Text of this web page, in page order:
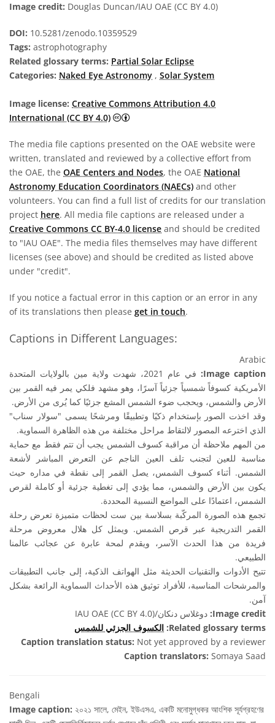
Image credit: Douglas Duncan/IAU OAE (CC BY 4.0)
DOI: 10.5281/zenodo.10359529
Tags: astrophotography
Related glossary terms: Partial Solar Eclipse
Categories: Naked Eye Astronomy , Solar System
Image license: Creative Commons Attribution 4.0
International (CC BY 4.0)
Creative Commons Attribution 4.0
The media file captions presented on the OAE website were
written, translated and reviewed by a collective effort from
the OAE, the OAE Centers and Nodes, the OAE National
Astronomy Education Coordinators (NAECs) and other
volunteers. You can find a full list of credits for our translation
project here. All media file captions are released under a
Creative Commons CC BY-4.0 license and should be credited
to "IAU OAE". The media files themselves may have different
licenses (see above) and should be credited as listed above
under "credit".
If you notice a factual error in this caption or an error in any
of its translations then please get in touch.
Captions in Different Languages:
Arabic
Image caption:
في عام 2021، شهدت ولاية مين بالولايات المتحدة
الأمريكية كسوفاً شمسياً جزئياً آسرًا، وهو مشهد فلكي يمر فيه القمر بين
الأرض والشمس، ويحجب ضوء الشمس المشع جزئيًا كما يُرى من الأرض.
وقد اخذت الصور بإستخدام ذكيًا وتطبيقًا ومرشحًا يسمى "سولار سناب"
الذي اخترعه المصور لالتقاط مراحل مختلفة من هذه الظاهرة السماوية.
من المهم ملاحظة أن مراقبة كسوف الشمس يجب أن تتم فقط مع حماية
مناسبة للعين لتجنب تلف العين الناجم عن التعرض المباشر لأشعة
الشمس. أثناء كسوف الشمس، يصل القمر إلى نقطة في مداره حيث
يكون بين الأرض والشمس، مما يؤدي إلى تغطية جزئية أو كاملة لقرص
الشمس، اعتمادًا على المواضع النسبية المحددة.
تجمع هذه الصورة المركّبة بسلاسة بين ست لحظات متميزة تعرض رحلة
القمر التدريجية عبر قرص الشمس. ويمثل كل هلال معروض مرحلة
فريدة من هذا الحدث الآسر، ويقدم لمحة عابرة عن عجائب عالمنا
الطبيعي.
تتيح الأدوات والتقنيات الحديثة مثل الهواتف الذكية، إلى جانب التطبيقات
والمرشحات المناسبة، للأفراد توثيق هذه الأحداث السماوية الرائعة بشكل
آمن.
Image credit: دوغلاس دنكان/IAU OAE (CC BY 4.0)
Related glossary terms: الكسوف الجزئي للشمس
Caption translation status: Not yet approved by a reviewer
Caption translators: Somaya Saad
Bengali
Image caption: ২০২১ সালে, মেইন, ইউএসএ, একটি মনোমুগ্ধকর আংশিক সূর্যগ্রহণের